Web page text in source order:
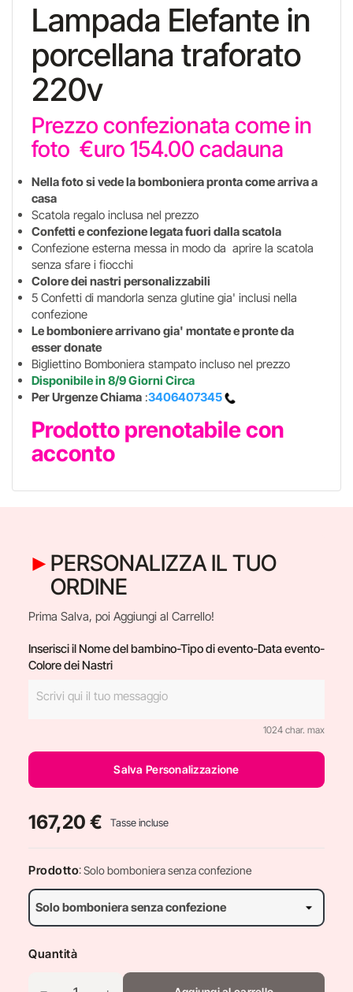
Lampada Elefante in
porcellana traforato
220v
Prezzo confezionata come in
foto €uro 154.00 cadauna
Nella foto si vede la bomboniera pronta come arriva a
casa
Scatola regalo inclusa nel prezzo
Confetti e confezione legata fuori dalla scatola
Confezione esterna messa in modo da aprire la scatola
senza sfare i fiocchi
Colore dei nastri personalizzabili
5 Confetti di mandorla senza glutine gia' inclusi nella
confezione
Le bomboniere arrivano gia' montate e pronte da
esser donate
Bigliettino Bomboniera stampato incluso nel prezzo
Disponibile in 8/9 Giorni Circa
Per Urgenze Chiama :3406407345
Prodotto prenotabile con
acconto
PERSONALIZZA IL TUO
ORDINE
Prima Salva, poi Aggiungi al Carrello!
Inserisci il Nome del bambino-Tipo di evento-Data evento-
Colore dei Nastri
1024 char. max
Salva Personalizzazione
167,20 € Tasse incluse
Prodotto: Solo bomboniera senza confezione
Quantità